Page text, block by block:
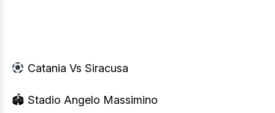
Catania Vs Siracusa
🏟 Stadio Angelo Massimino